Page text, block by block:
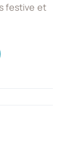
festive et